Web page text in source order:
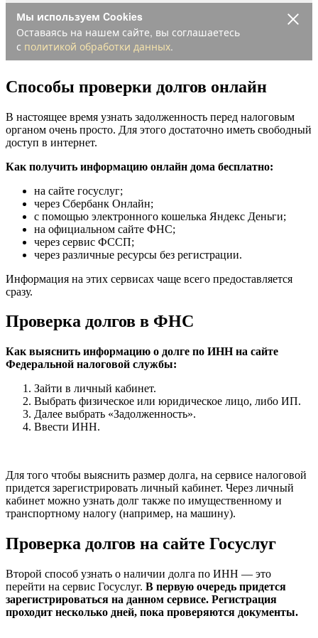
Способы проверки долгов онлайн
В настоящее время узнать задолженность перед налоговым
органом очень просто. Для этого достаточно иметь свободный
доступ в интернет.
Как получить информацию онлайн дома бесплатно:
на сайте госуслуг;
через Сбербанк Онлайн;
с помощью электронного кошелька Яндекс Деньги;
на официальном сайте ФНС;
через сервис ФССП;
через различные ресурсы без регистрации.
Информация на этих сервисах чаще всего предоставляется
сразу.
Проверка долгов в ФНС
Как выяснить информацию о долге по ИНН на сайте
Федеральной налоговой службы:
Зайти в личный кабинет.
Выбрать физическое или юридическое лицо, либо ИП.
Далее выбрать «Задолженность».
Ввести ИНН.
Для того чтобы выяснить размер долга, на сервисе налоговой
придется зарегистрировать личный кабинет. Через личный
кабинет можно узнать долг также по имущественному и
транспортному налогу (например, на машину).
Проверка долгов на сайте Госуслуг
Второй способ узнать о наличии долга по ИНН — это
перейти на сервис Госуслуг. В первую очередь придется
зарегистрироваться на данном сервисе. Регистрация
проходит несколько дней, пока проверяются документы.